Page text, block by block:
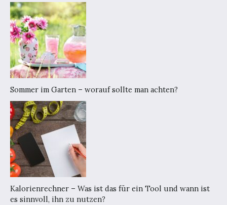
Sommer im Garten – worauf sollte man achten?
Kalorienrechner – Was ist das für ein Tool und wann ist
es sinnvoll, ihn zu nutzen?